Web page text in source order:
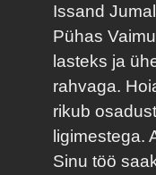
Issand
Pühas
lasteks ja
rahvaga.
rikub
ligimestega.
Sinu töö